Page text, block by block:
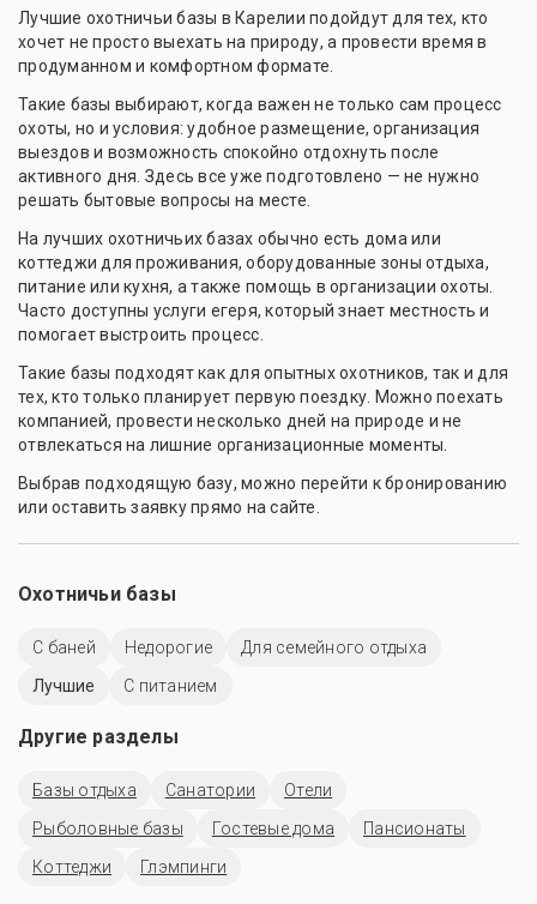
Лучшие охотничьи базы в Карелии подойдут для тех, кто
хочет не просто выехать на природу, а провести время в
продуманном и комфортном формате.
Такие базы выбирают, когда важен не только сам процесс
охоты, но и условия: удобное размещение, организация
выездов и возможность спокойно отдохнуть после
активного дня. Здесь все уже подготовлено — не нужно
решать бытовые вопросы на месте.
На лучших охотничьих базах обычно есть дома или
коттеджи для проживания, оборудованные зоны отдыха,
питание или кухня, а также помощь в организации охоты.
Часто доступны услуги егеря, который знает местность и
помогает выстроить процесс.
Такие базы подходят как для опытных охотников, так и для
тех, кто только планирует первую поездку. Можно поехать
компанией, провести несколько дней на природе и не
отвлекаться на лишние организационные моменты.
Выбрав подходящую базу, можно перейти к бронированию
или оставить заявку прямо на сайте.
Охотничьи базы
С баней Недорогие
Для семейного отдыха
Лучшие
С питанием
Другие разделы
Базы отдыха Санатории
Отели
Рыболовные базы
Гостевые дома
Пансионаты
Коттеджи
Глэмпинги